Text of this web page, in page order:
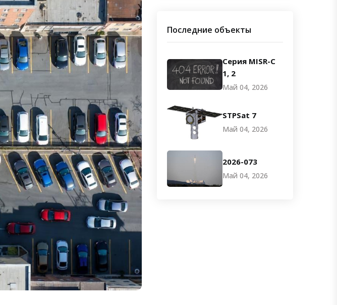
Последние объекты
Серия MISR-C
1, 2
Май 04, 2026
STPSat 7
Май 04, 2026
2026-073
Май 04, 2026